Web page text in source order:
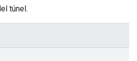
túnel.